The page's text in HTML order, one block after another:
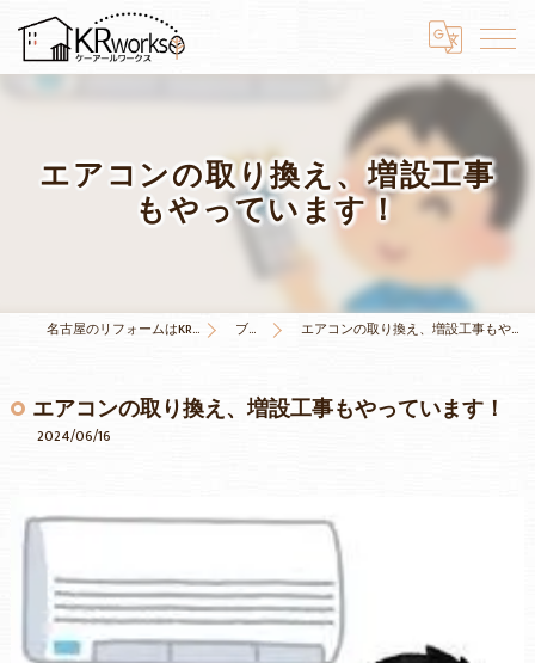
エアコンの取り換え、増設工事
もやっています！
名古屋のリフォームはKRワークス ブログ エアコンの取り換え、増設工事もやっています！
エアコンの取り換え、増設工事もやっています！
2024/06/16